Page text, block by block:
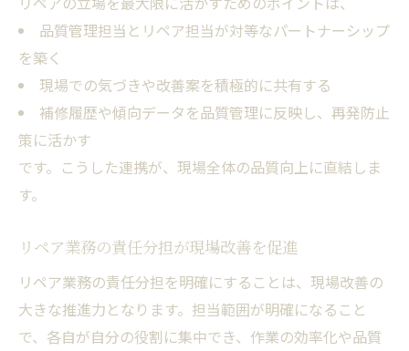
品質管理担当とリペア担当が対等なパートナーシップ
を築く
現場での気づきや改善案を積極的に共有する
補修履歴や傾向データを品質管理に反映し、再発防止
策に活かす
です。こうした連携が、現場全体の品質向上に直結しま
す。
リペア業務の責任分担が現場改善を促進
リペア業務の責任分担を明確にすることは、現場改善の
大きな推進力となります。担当範囲が明確になること
で、各自が自分の役割に集中でき、作業の効率化や品質